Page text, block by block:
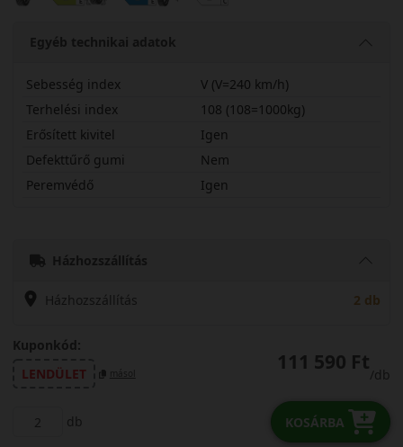
Egyéb technikai adatok
Sebesség index
V (V=240 km/h)
Terhelési index
108 (108=1000kg)
Erősített kivitel
Igen
Defekttűrő gumi
Nem
Peremvédő
Igen
Házhozszállítás
Házhozszállítás 2 db
Kuponkód:
LENDÜLET
másol 111 590 Ft
/db
db KOSÁRBA